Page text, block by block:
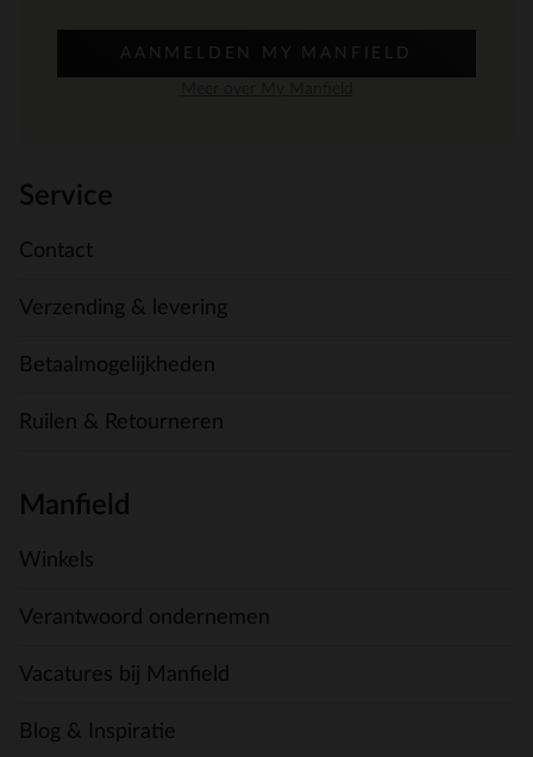
AANMELDEN MY MANFIELD
Service
Contact
Verzending & levering
Betaalmogelijkheden
Ruilen & Retourneren
Manfield
Winkels
Verantwoord ondernemen
Vacatures bij Manfield
Blog & Inspiratie